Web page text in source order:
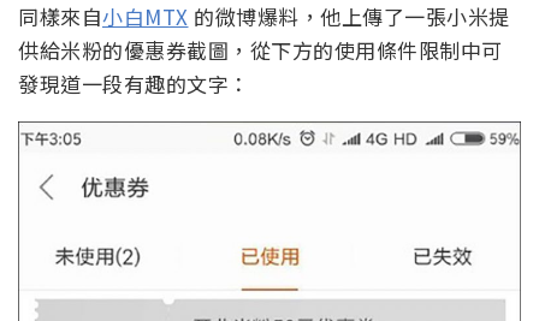
同樣來自小白MTX 的微博爆料，他上傳了一張小米提
供給米粉的優惠券截圖，從下方的使用條件限制中可
發現道一段有趣的文字：